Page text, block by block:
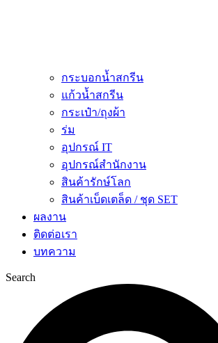
กระบอกน้ำสกรีน
แก้วน้ำสกรีน
กระเป๋า/ถุงผ้า
ร่ม
อุปกรณ์ IT
อุปกรณ์สำนักงาน
สินค้ารักษ์โลก
สินค้าเบ็ดเตล็ด / ชุด SET
ผลงาน
ติดต่อเรา
บทความ
Search